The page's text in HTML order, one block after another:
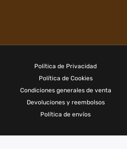
Política de Privacidad
Política de Cookies
Condiciones generales de venta
Devoluciones y reembolsos
Política de envíos